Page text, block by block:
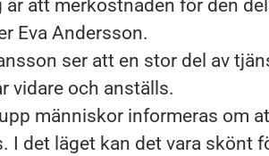
att merkostnaden för den
Eva Andersson.
ser att en stor del av
vidare och anställs.
människor informeras om
I det läget kan det vara skönt